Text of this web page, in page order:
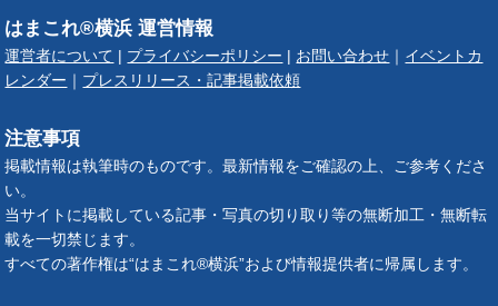
はまこれ®横浜 運営情報
運営者について | プライバシーポリシー | お問い合わせ ｜ イベントカ
レンダー ｜ プレスリリース・記事掲載依頼
注意事項
掲載情報は執筆時のものです。最新情報をご確認の上、ご参考くださ
い。
当サイトに掲載している記事・写真の切り取り等の無断加工・無断転
載を一切禁じます。
すべての著作権は“はまこれ®横浜”および情報提供者に帰属します。